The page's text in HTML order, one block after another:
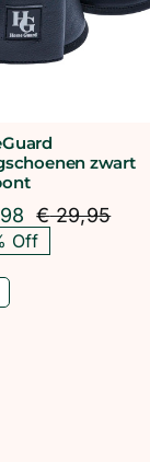
zwart
€29,95
€
€
Off